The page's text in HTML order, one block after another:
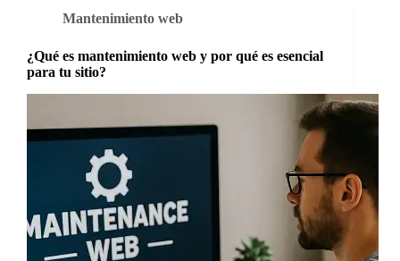
SEO
de
sitio
WordPress
Mantenimiento web
¿Qué es mantenimiento web y por qué es esencial
para tu sitio?